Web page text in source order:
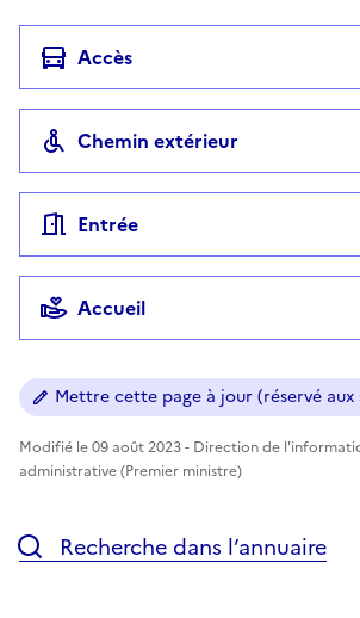
Accès
Chemin extérieur
Entrée
Accueil
Mettre cette page à jour (réservé aux
Modifié le 09 août 2023 - Direction de
administrative (Premier ministre)
Recherche dans l’annuaire